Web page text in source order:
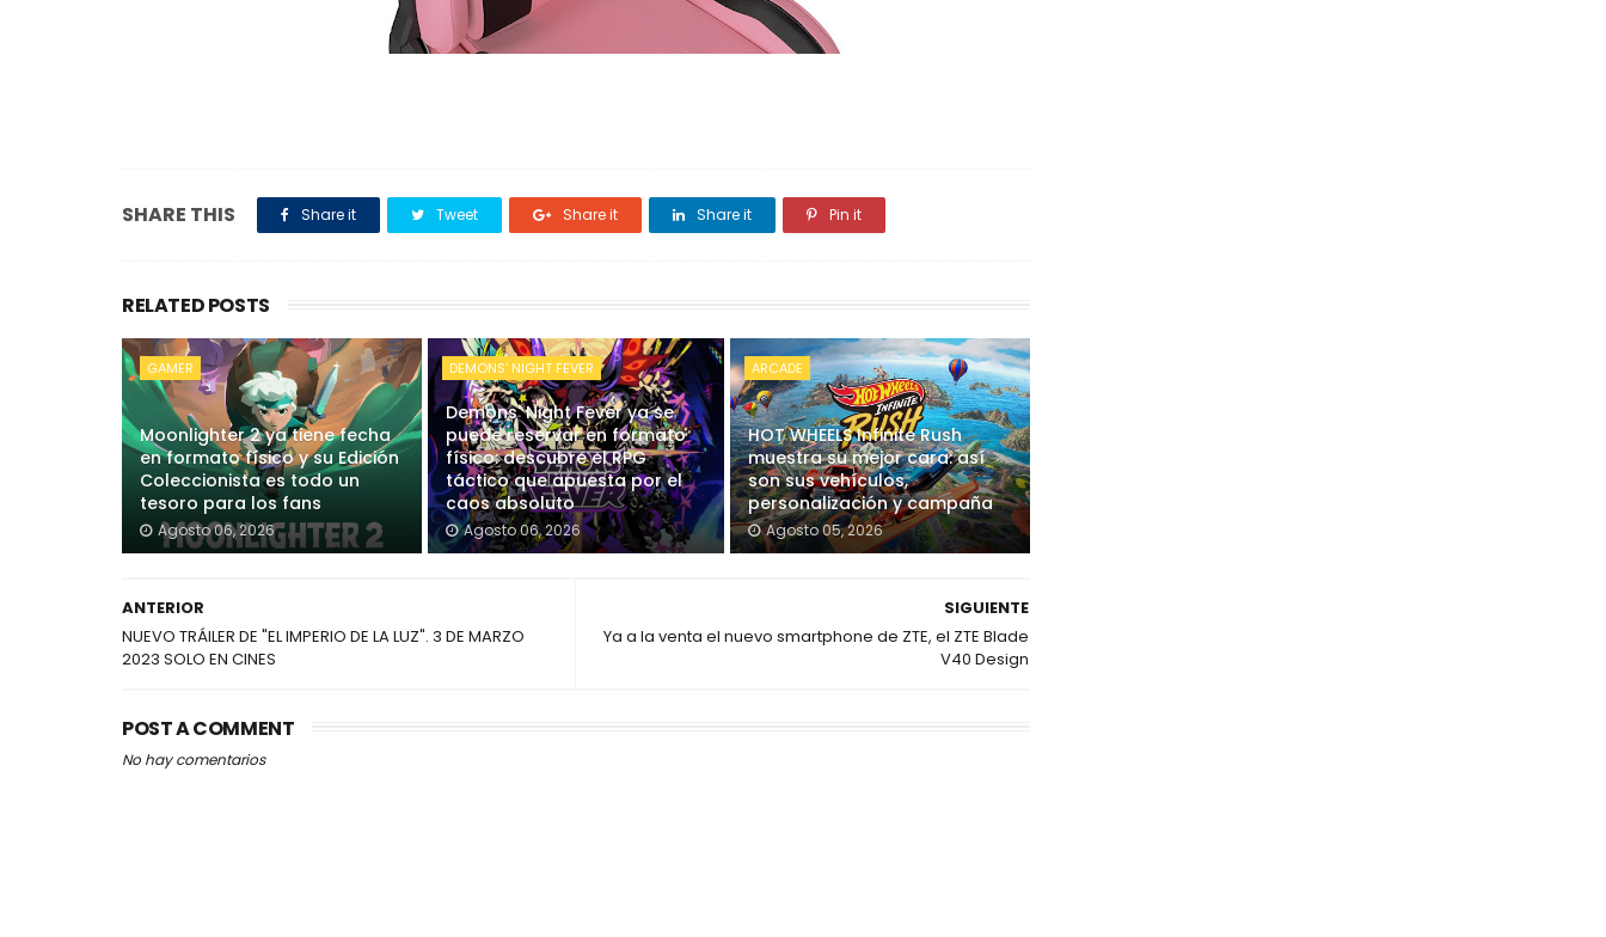
SHARE THIS Share it Tweet Share it Share it Pin it
RELATED POSTS
GAMER
Moonlighter 2 ya tiene fecha
en formato físico y su Edición
Coleccionista es todo un
tesoro para los fans
Agosto 06, 2026
DEMONS' NIGHT FEVER
Demons' Night Fever ya se
puede reservar en formato
físico: descubre el RPG
táctico que apuesta por el
caos absoluto
Agosto 06, 2026
ARCADE
HOT WHEELS Infinite Rush
muestra su mejor cara: así
son sus vehículos,
personalización y campaña
Agosto 05, 2026
SIGUIENTE
Ya a la venta el nuevo smartphone de ZTE, el ZTE Blade
V40 Design
ANTERIOR
NUEVO TRÁILER DE "EL IMPERIO DE LA LUZ". 3 DE MARZO
2023 SOLO EN CINES
POST A COMMENT
No hay comentarios